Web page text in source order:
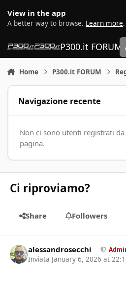
View in the app
A better way to browse. Learn more.
P300.it
Home P300.it FORUM
Navigazione recente
Non ci sono utenti registrati
pagina.
Ci riproviamo?
Share Followers
alessandrosecchi
Inviata January 6, 2026 at